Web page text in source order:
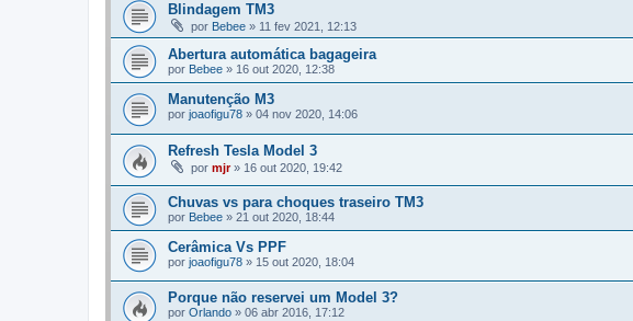
Blindagem TM3
por Bebee » 11 fev 2021, 12:13
Abertura automática bagageira
por Bebee » 16 out 2020, 12:38
Manutenção M3
por joaofigu78 » 04 nov 2020, 14:06
Refresh Tesla Model 3
por mjr» 16 out 2020, 19:42
Chuvas vs para choques traseiro TM3
por Bebee » 21 out 2020, 18:44
Cerâmica Vs PPF
por joaofigu78 » 15 out 2020, 18:04
Porque não reservei um Model 3?
por Orlando » 06 abr 2016, 17:12